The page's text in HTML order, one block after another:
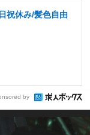
祝休み/髪色自由
by